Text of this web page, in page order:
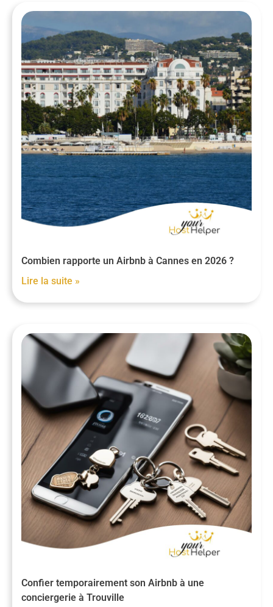
Combien rapporte un Airbnb à Cannes en 2026 ?
Lire la suite »
Confier temporairement son Airbnb à une
conciergerie à Trouville